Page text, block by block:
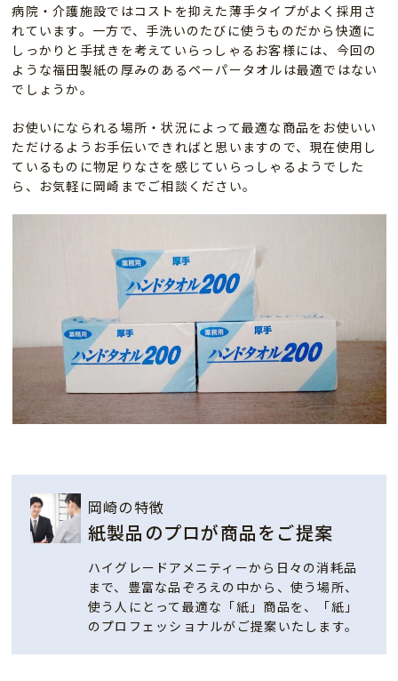
病院・介護施設ではコストを抑えた薄手タイプがよく採用さ
れています。一方で、手洗いのたびに使うものだから快適に
しっかりと手拭きを考えていらっしゃるお客様には、今回の
ような福田製紙の厚みのあるペーパータオルは最適ではない
でしょうか。
お使いになられる場所・状況によって最適な商品をお使いい
ただけるようお手伝いできればと思いますので、現在使用し
ているものに物足りなさを感じていらっしゃるようでした
ら、お気軽に岡崎までご相談ください。
岡崎の特徴
紙製品のプロが商品をご提案
ハイグレードアメニティーから日々の消耗品
まで、豊富な品ぞろえの中から、使う場所、
使う人にとって最適な「紙」商品を、「紙」
のプロフェッショナルがご提案いたします。